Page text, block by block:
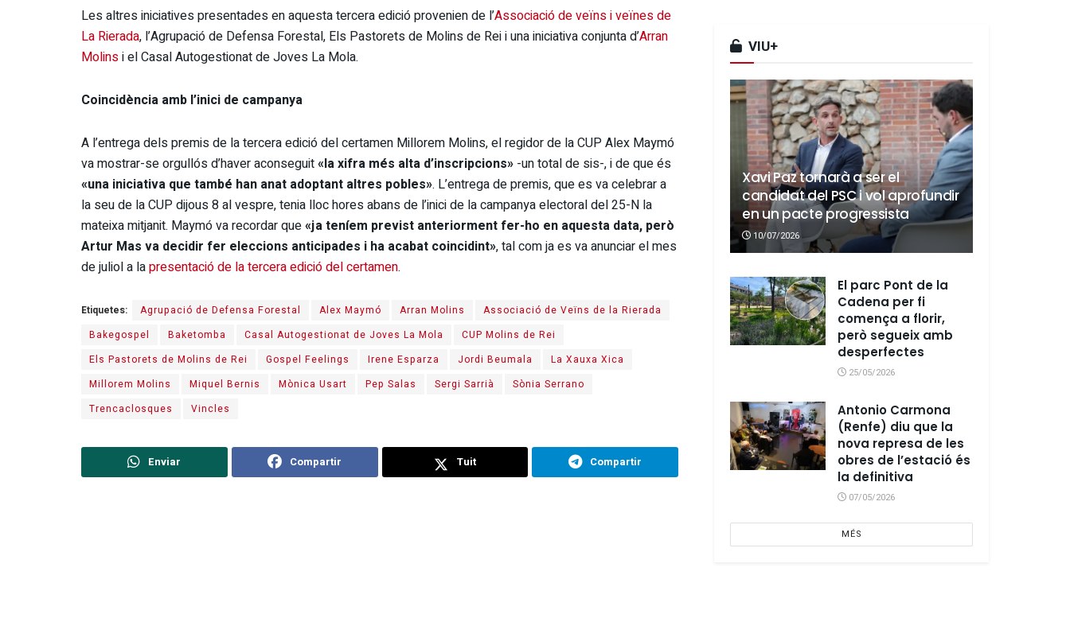
Les altres iniciatives presentades en aquesta tercera edició provenien de l’Associació de veïns i veïnes de
La Rierada, l’Agrupació de Defensa Forestal, Els Pastorets de Molins de Rei i una iniciativa conjunta d’Arran
Molinsi el Casal Autogestionat de Joves La Mola.
Coincidència amb l’inici de campanya
A l’entrega dels premis de la tercera edició del certamen Millorem Molins, el regidor de la CUP Alex Maymó
va mostrar-se orgullós d’haver aconseguit«la xifra més alta d’inscripcions» -un total de sis-, i de que és
«una iniciativa que també han anat adoptant altres pobles». L’entrega de premis, que es va celebrar a
la seu de la CUP dijous 8 al vespre, tenia lloc hores abans de l’inici de la campanya electoral del 25-N la
mateixa mitjanit. Maymó va recordar que«ja teníem previst anteriorment fer-ho en aquesta data, però
Artur Mas va decidir fer eleccions anticipades i ha acabat coincidint», tal com ja es va anunciar el mes
de juliol a lapresentació de la tercera edició del certamen.
Etiquetes: Agrupació de Defensa Forestal Alex Maymó Arran Molins
Associació de Veïns de la Rierada
Bakegospel
Baketomba Casal Autogestionat de Joves La Mola
CUP Molins de Rei
Els Pastorets de Molins de Rei
Gospel Feelings Irene Esparza Jordi Beumala
La Xauxa Xica
Millorem Molins
Miquel Bernis Mònica Usart Pep Salas Sergi Sarrià
Sònia Serrano
Trencaclosques
Vincles
Enviar Compartir Tuit Compartir
VIU+
Xavi Paz tornarà a ser el
candidat del PSC i vol aprofundir
en un pacte progressista
10/07/2026
El parc Pont de la
Cadena per fi
comença a florir,
però segueix amb
desperfectes
25/05/2026
Antonio Carmona
(Renfe) diu que la
nova represa de les
obres de l’estació és
la definitiva
07/05/2026
MÉS